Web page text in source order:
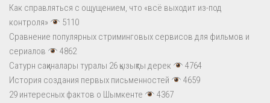
Как справляться с ощущением, что «всё выходит из-под
контроля»
5110
Сравнение популярных стриминговых сервисов для фильмов и
сериалов
4862
Сатурн сақиналары туралы 26 қызықты дерек
4764
История создания первых письменностей
4659
29 интересных фактов о Шымкенте
4367